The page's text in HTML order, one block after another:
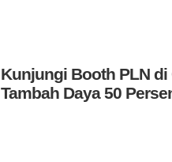
Kunjungi Booth PLN di
Tambah Daya 50